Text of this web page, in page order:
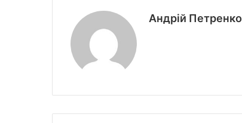
Андрій Петренко